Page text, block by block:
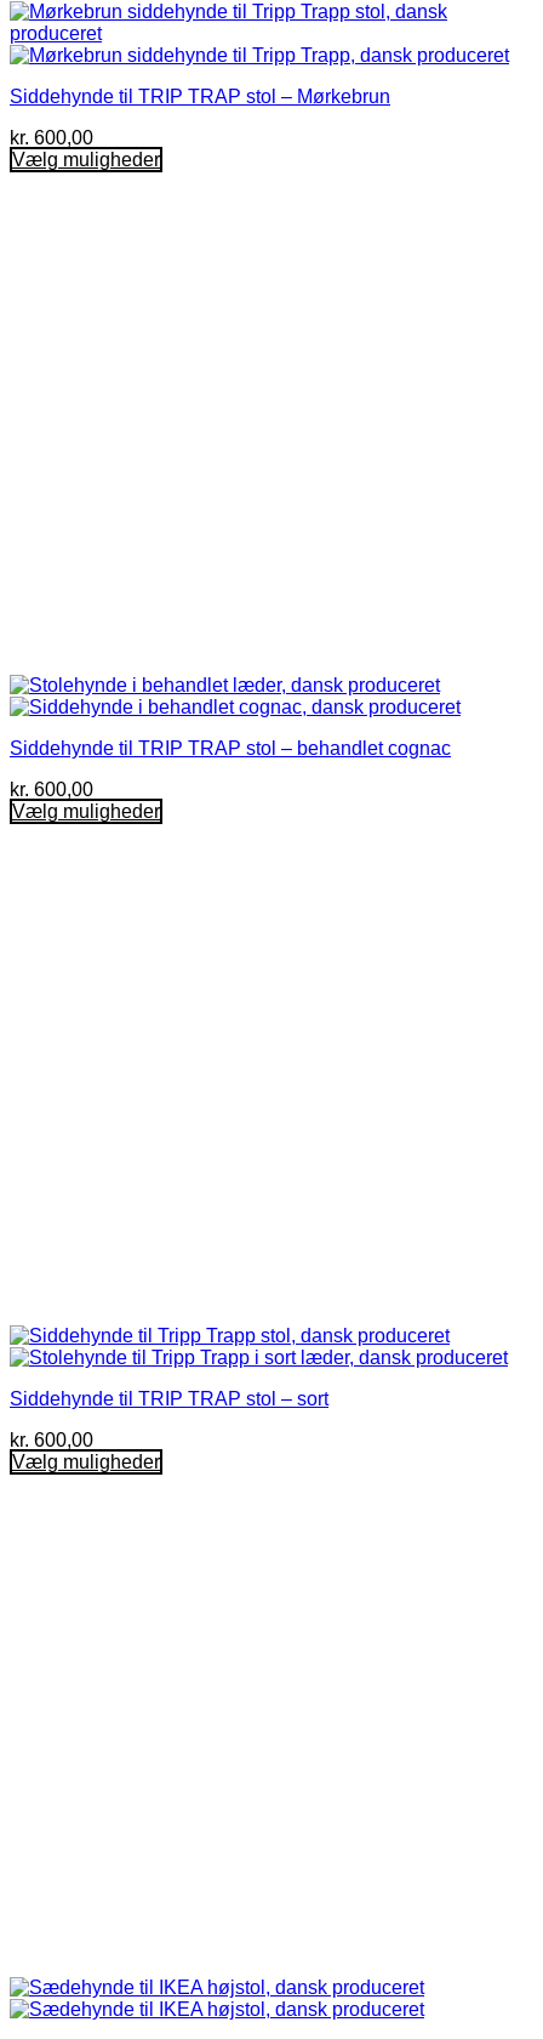
Siddehynde til TRIP TRAP stol – Mørkebrun
kr. 600,00
Vælg muligheder
Siddehynde til TRIP TRAP stol – behandlet cognac
kr. 600,00
Vælg muligheder
Siddehynde til TRIP TRAP stol – sort
kr. 600,00
Vælg muligheder